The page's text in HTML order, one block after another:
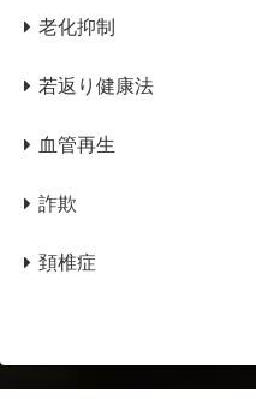
老化抑制
若返り健康法
血管再生
詐欺
頚椎症